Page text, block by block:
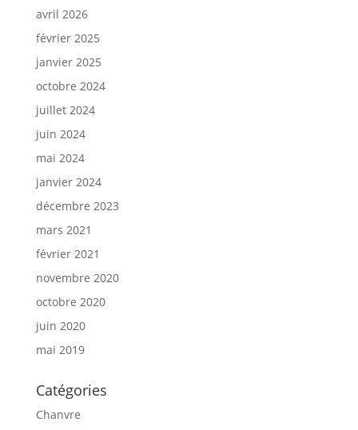
avril 2026
février 2025
janvier 2025
octobre 2024
juillet 2024
juin 2024
mai 2024
janvier 2024
décembre 2023
mars 2021
février 2021
novembre 2020
octobre 2020
juin 2020
mai 2019
Catégories
Chanvre